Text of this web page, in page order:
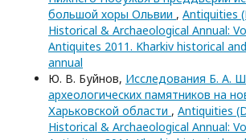
большой хоры Ольвии , Antiquities
Historical & Archaeological Annual:
Antiquites 2011. Kharkiv historical
annual
Ю. В. Буйнов, Исследования Б. А.
археологических памятников на
Харьковской области , Antiquities
Historical & Archaeological Annual: